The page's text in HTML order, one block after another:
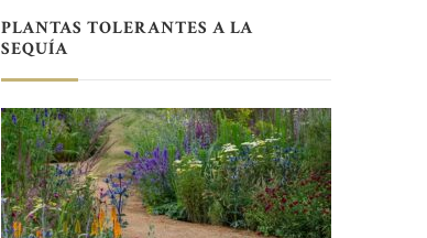
PLANTAS TOLERANTES A LA
SEQUÍA